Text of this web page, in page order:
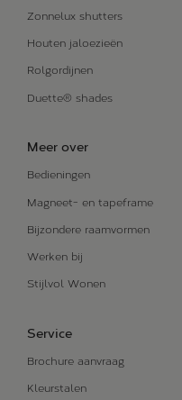
Zonnelux shutters
Houten jaloezieën
Rolgordijnen
Duette® shades
Meer over
Bedieningen
Magneet- en tapeframe
Bijzondere raamvormen
Werken bij
Stijlvol Wonen
Service
Brochure aanvraag
Kleurstalen